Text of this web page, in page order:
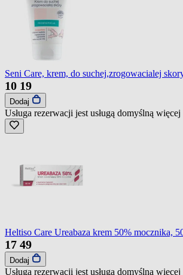
Seni Care, krem, do suchej,zrogowacialej
10 19
Dodaj
Usługa rezerwacji jest usługą domyślną więcej
Heltiso Care Ureabaza krem 50% mocznika,
17 49
Dodaj
Usługa rezerwacji jest usługą domyślną więcej